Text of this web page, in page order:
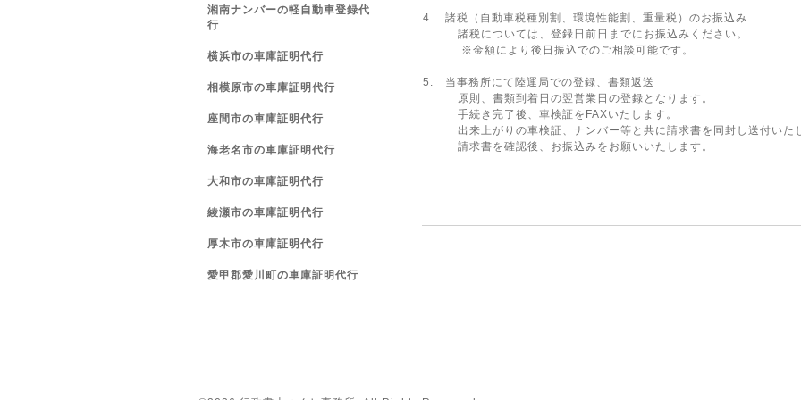
4. 諸税（自動車税種別割、環境性能割、重量税）のお振込み
諸税については、登録日前日までにお振込みください。
※金額により後日振込でのご相談可能です。
5. 当事務所にて陸運局での登録、書類返送
原則、書類到着日の翌営業日の登録となります。
手続き完了後、車検証をFAXいたします。
出来上がりの車検証、ナンバー等と共に請求書を同封し送付いた
請求書を確認後、お振込みをお願いいたします。
湘南ナンバーの軽自動車登録代
行
横浜市の車庫証明代行
相模原市の車庫証明代行
座間市の車庫証明代行
海老名市の車庫証明代行
大和市の車庫証明代行
綾瀬市の車庫証明代行
厚木市の車庫証明代行
愛甲郡愛川町の車庫証明代行